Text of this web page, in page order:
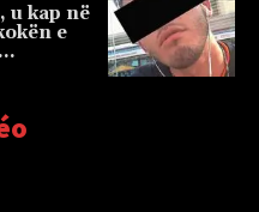
kap në
e